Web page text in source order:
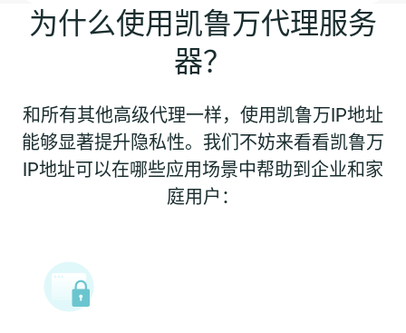
为什么使用凯鲁万代理服务
器？
和所有其他高级代理一样，使用凯鲁万IP地址
能够显著提升隐私性。我们不妨来看看凯鲁万
IP地址可以在哪些应用场景中帮助到企业和家
庭用户：